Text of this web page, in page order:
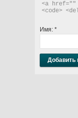
<a
<code>
Имя: *